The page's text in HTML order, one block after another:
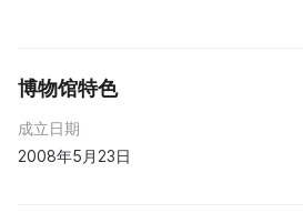
博物馆特色
成立日期
2008年5月23日